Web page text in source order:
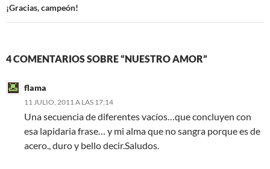
¡Gracias, campeón!
4 COMENTARIOS SOBRE “NUESTRO AMOR”
flama
11 JULIO, 2011 A LAS 17:14
Una secuencia de diferentes vacíos…que concluyen con
esa lapidaria frase… y mi alma que no sangra porque es de
acero., duro y bello decir.Saludos.